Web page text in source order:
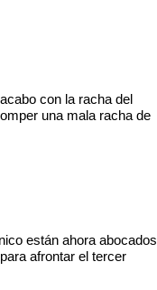
con la racha del
una mala racha de
están ahora abocados
afrontar el tercer